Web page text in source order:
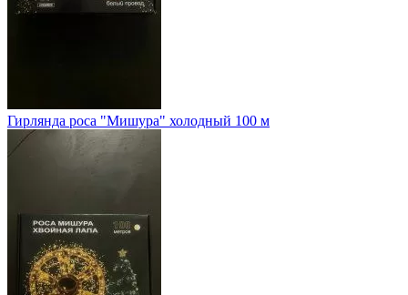
Гирлянда роса "Мишура" холодный 100 м